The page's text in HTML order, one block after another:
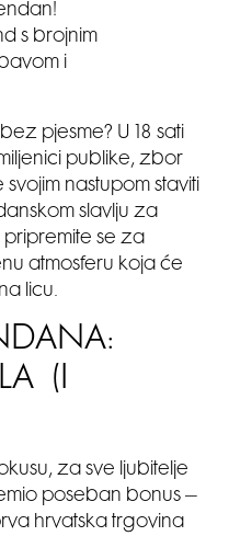
s brojnim
i
pjesme? U 18 sati
publike, zbor
nastupom staviti
slavlju za
pripremite se za
atmosferu koja će
licu.
(I
za sve ljubitelje
poseban bonus –
hrvatska trgovina